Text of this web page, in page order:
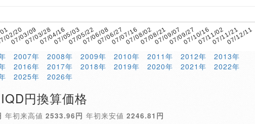
02/20
07/03/0907/03/2807/04/1607/05/0307/05/2207/06/0807/06/2707/07/1607/08/0207/08/2107/09/0707/09/2707/10/1607/11/0207/11/2107/12/11
2007年 2008年 2009年 2010年 2011年 2012年
2013年
2016年 2017年 2018年 2019年 2020年 2021年
2022年
2025年 2026年
円換算価格
年初来高値 2533.96円 年初来安値 2246.81円